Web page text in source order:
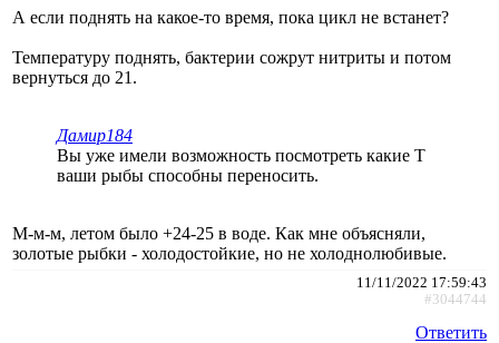
А если поднять на какое-то время, пока цикл не встанет?
Температуру поднять, бактерии сожрут нитриты и потом
вернуться до 21.
Дамир184
Вы уже имели возможность посмотреть какие Т
ваши рыбы способны переносить.
М-м-м, летом было +24-25 в воде. Как мне объясняли,
золотые рыбки - холодостойкие, но не холоднолюбивые.
11/11/2022 17:59:43
#3044744
Ответить